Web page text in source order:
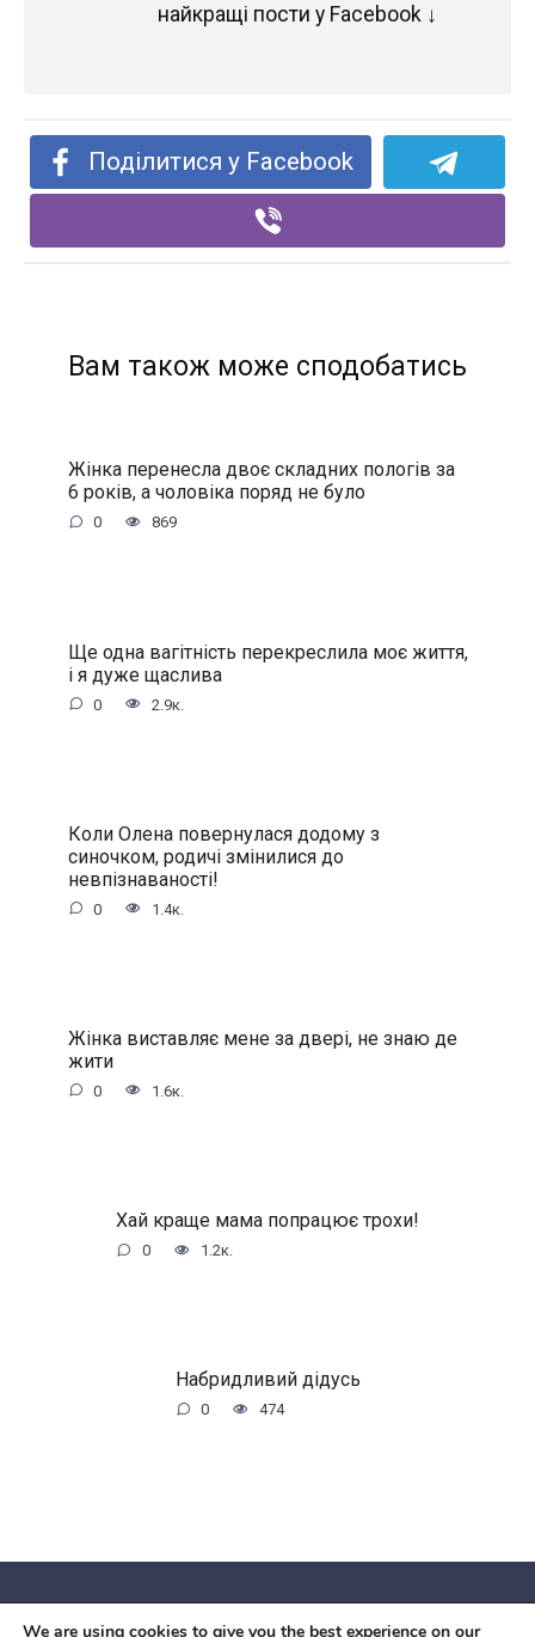
найкращі пости у Facebook ↓
Поділитися у Facebook
Вам також може сподобатись
Жінка перенесла двоє складних пологів за
6 років, а чоловіка поряд не було
0 869
Ще одна вагітність перекреслила моє життя,
і я дуже щаслива
0 2.9к.
Коли Олена повернулася додому з
синочком, родичі змінилися до
невпізнаваності!
0 1.4к.
Жінка виставляє мене за двері, не знаю де
жити
0 1.6к.
Хай краще мама попрацює трохи!
0 1.2к.
Набридливий дідусь
0 474
We are using cookies to give you the best experience on our